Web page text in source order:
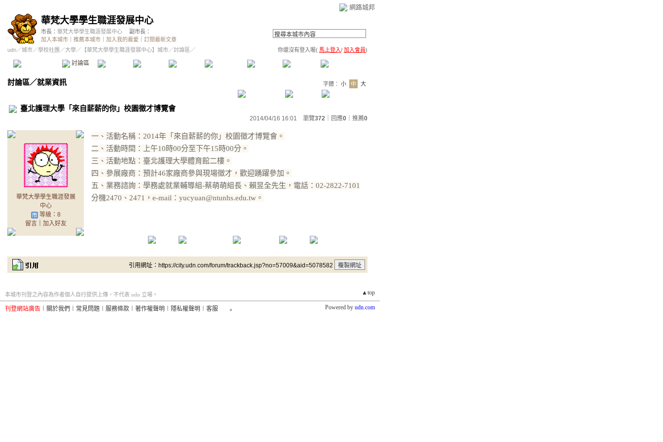
網路城邦
華梵大學學生職涯發展中心
市長： 華梵大學學生職涯發展中心
副市長：
加入本城市
推薦本城市 加入我的最愛
訂閱最新文章
udn／城市／學校社團 ／大學／ 【華梵大學學生職涯發展中心】城市／討論區／ 你還沒有登入喔( 馬上登入/ 加入會員)
討論區 精華區 投票區 影像館 公告區 訪客簿 市政中心
討論區／就業資訊 字體： 小 中 大
臺北護理大學「來自薪薪的你」校園徵才博覽會
2014/04/16 16:01 瀏覽372 ｜回應0 推薦0
華梵大學學生職涯發展
中心
等級：8
留言｜ 加入好友
一、活動名稱：2014年「來自薪薪的你」校園徵才博覽會。
二、活動時間：上午10時00分至下午15時00分。
三、活動地點：臺北護理大學體育館二樓。
四、參展廠商：預計46家廠商參與現場徵才，歡迎踴躍參加。
五、業務諮詢：學務處就業輔導組-蔡萌萌組長、賴昱全先生，電話：02-2822-7101
分機2470、2471，e-mail：yucyuan@ntunhs.edu.tw。
引用網址：https://city.udn.com/forum/trackback.jsp?no=57009&aid=5078582
▲top
本城市刊登之內容為作者個人自行提供上傳，不代表 udn 立場。
刊登網站廣告 關於我們 常見問題 服務條款 著作權聲明 隱私權聲明 客服 Powered by udn.com